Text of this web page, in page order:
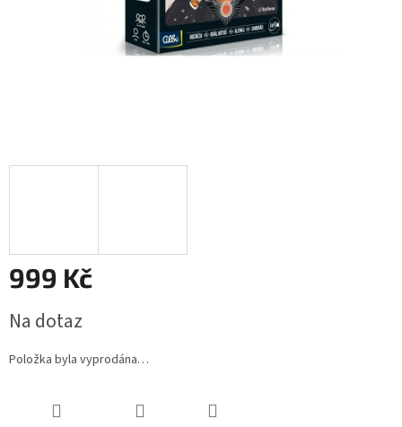
999 Kč
cena:
Na dotaz
Položka byla vyprodána…